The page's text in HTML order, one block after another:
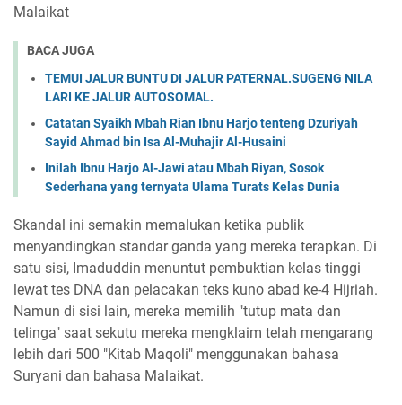
Malaikat
BACA JUGA
TEMUI JALUR BUNTU DI JALUR PATERNAL.SUGENG NILA
LARI KE JALUR AUTOSOMAL.
Catatan Syaikh Mbah Rian Ibnu Harjo tenteng Dzuriyah
Sayid Ahmad bin Isa Al-Muhajir Al-Husaini
Inilah Ibnu Harjo Al-Jawi atau Mbah Riyan, Sosok
Sederhana yang ternyata Ulama Turats Kelas Dunia
Skandal ini semakin memalukan ketika publik
menyandingkan standar ganda yang mereka terapkan. Di
satu sisi, Imaduddin menuntut pembuktian kelas tinggi
lewat tes DNA dan pelacakan teks kuno abad ke-4 Hijriah.
Namun di sisi lain, mereka memilih "tutup mata dan
telinga" saat sekutu mereka mengklaim telah mengarang
lebih dari 500 "Kitab Maqoli" menggunakan bahasa
Suryani dan bahasa Malaikat.